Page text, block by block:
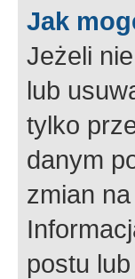
Jak
Jeżeli
lub
tylko
danym
zmian
postu